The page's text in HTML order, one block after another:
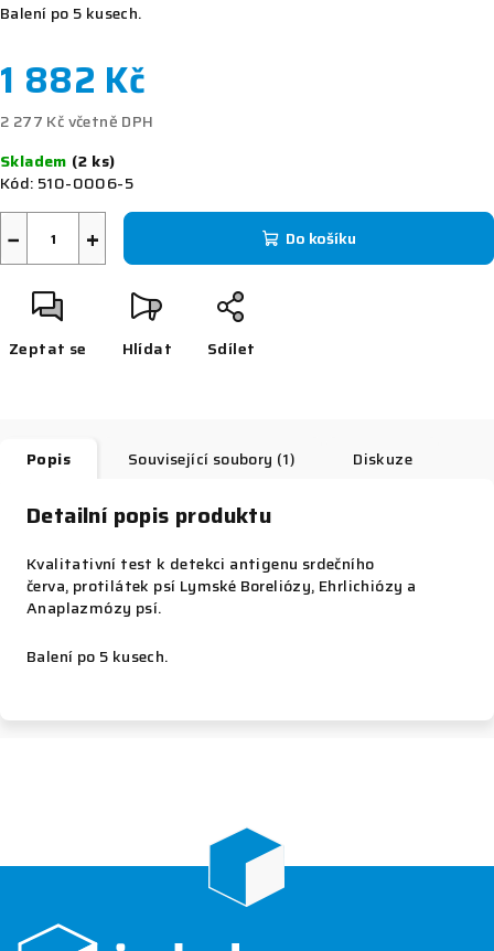
Balení po 5 kusech.
1 882 Kč
2 277 Kč včetně DPH
cena:
Skladem (2 ks)
Kód: 510-0006-5
+
− Do košíku
Zeptat se Hlídat Sdílet
Popis Související soubory (1) Diskuze
Detailní popis produktu
Kvalitativní test k detekci antigenu srdečního
červa, protilátek psí Lymské Boreliózy, Ehrlichiózy a
Anaplazmózy psí.
Balení po 5 kusech.
Z